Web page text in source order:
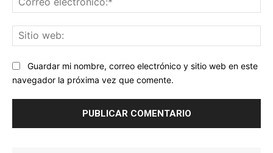
Guardar mi nombre, correo electrónico y sitio web en este
navegador la próxima vez que comente.